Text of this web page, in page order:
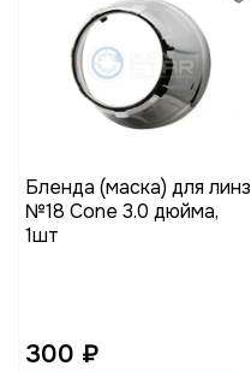
Бленда (маска) для линз
№18 Cone 3.0 дюйма,
1шт
300 ₽